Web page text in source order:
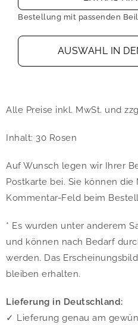
Bestellung mit passenden
AUSWAHL IN
Alle Preise inkl. MwSt. und
Inhalt: 30 Rosen
Auf Wunsch legen wir Ihrer
Postkarte bei. Sie können die
Kommentar-Feld beim
* Es wurden unter anderem
und können nach Bedarf
werden. Das
bleiben erhalten.
Lieferung in Deutschland:
✓ Lieferung genau am